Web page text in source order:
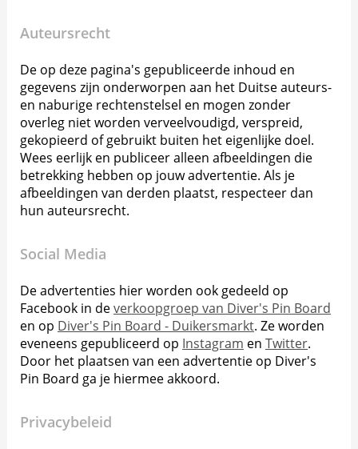
Auteursrecht
De op deze pagina's gepubliceerde inhoud en
gegevens zijn onderworpen aan het Duitse auteurs-
en naburige rechtenstelsel en mogen zonder
overleg niet worden verveelvoudigd, verspreid,
gekopieerd of gebruikt buiten het eigenlijke doel.
Wees eerlijk en publiceer alleen afbeeldingen die
betrekking hebben op jouw advertentie. Als je
afbeeldingen van derden plaatst, respecteer dan
hun auteursrecht.
Social Media
De advertenties hier worden ook gedeeld op
Facebook in deverkoopgroep van Diver's Pin Board
en op Diver's Pin Board - Duikersmarkt. Ze worden
eveneens gepubliceerd op Instagram en Twitter.
Door het plaatsen van een advertentie op Diver's
Pin Board ga je hiermee akkoord.
Privacybeleid